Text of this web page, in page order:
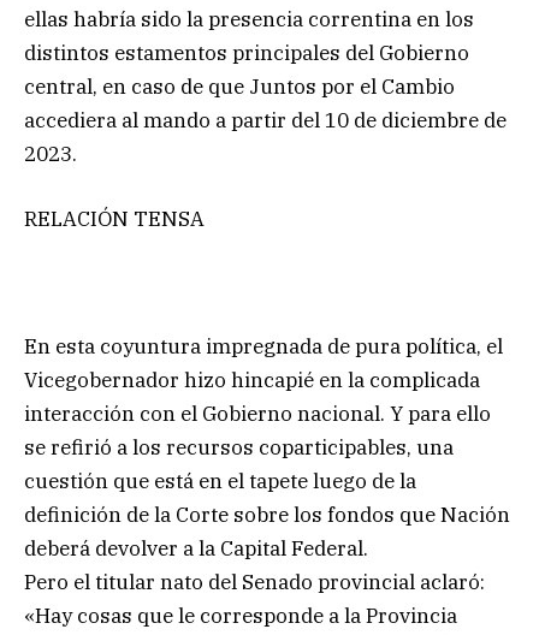
ellas habría sido la presencia correntina en los
distintos estamentos principales del Gobierno
central, en caso de que Juntos por el Cambio
accediera al mando a partir del 10 de diciembre de
2023.
RELACIÓN TENSA
En esta coyuntura impregnada de pura política, el
Vicegobernador hizo hincapié en la complicada
interacción con el Gobierno nacional. Y para ello
se refirió a los recursos coparticipables, una
cuestión que está en el tapete luego de la
definición de la Corte sobre los fondos que Nación
deberá devolver a la Capital Federal.
Pero el titular nato del Senado provincial aclaró:
«Hay cosas que le corresponde a la Provincia